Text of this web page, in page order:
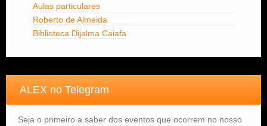
Aulas particulares
Roberto de Almeida
Biblioteca Dijalma Caiafa
ALEX no Telegram
Seja o primeiro a saber dos eventos que ocorrem no nosso